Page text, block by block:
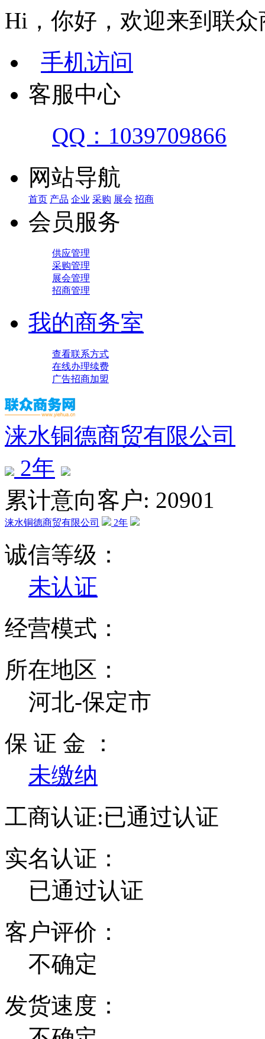
Hi，你好，欢迎来到联众
手机访问
客服中心
QQ：1039709866
网站导航
首页 产品 企业 采购 展会 招商
会员服务
供应管理
采购管理
展会管理
招商管理
我的商务室
查看联系方式
在线办理续费
广告招商加盟
涞水铜德商贸有限公司
2年
累计意向客户: 20901
涞水铜德商贸有限公司 2年
诚信等级：
未认证
经营模式：
所在地区：
河北-保定市
保 证 金 ：
未缴纳
工商认证:已通过认证
实名认证：
已通过认证
客户评价：
不确定
发货速度：